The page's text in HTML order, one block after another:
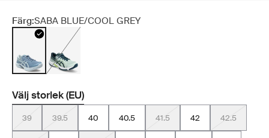
Färg:SABA BLUE/COOL GREY
Välj storlek (EU)
39 39.5 40 40.5 41.5 42 42.5